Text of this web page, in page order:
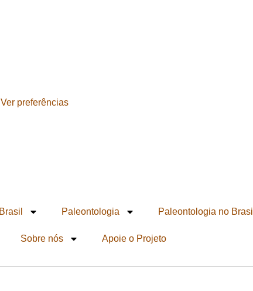
Ver preferências
Paleontologia Paleontologia no Brasil
Sobre nós Apoie o Projeto